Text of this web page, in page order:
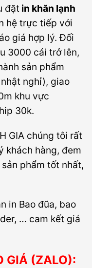
đặt in khăn lạnh
hệ trực tiếp với
giá hợp lý. Đối
3000 cái trở lên,
sản phẩm
nghỉ), giao
khu vực
30k.
GIA chúng tôi rất
khách hàng, đem
phẩm tốt nhất,
in Bao đũa, bao
… cam kết giá
GIÁ (ZALO):